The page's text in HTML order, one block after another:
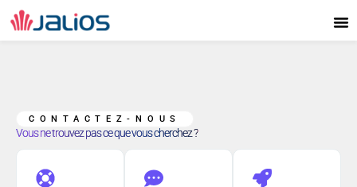
Aller
au
contenu
CONTACTEZ-NOUS
Vous ne trouvez pas ce que vous cherchez ?